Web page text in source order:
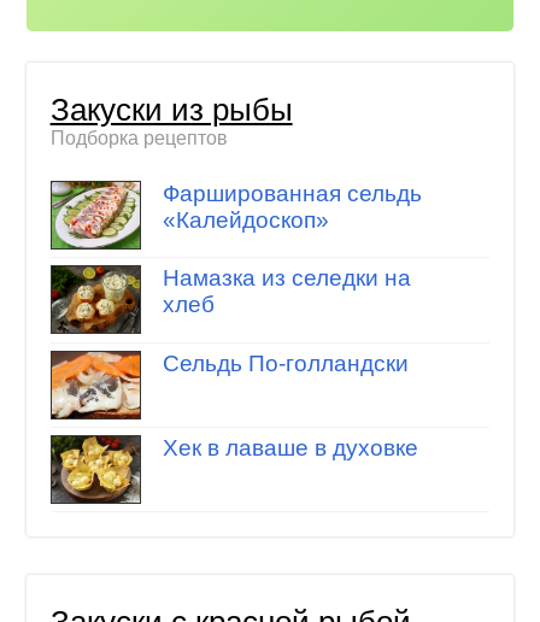
Закуски из рыбы
Подборка рецептов
Фаршированная сельдь
«Калейдоскоп»
Намазка из селедки на
хлеб
Сельдь По-голландски
Хек в лаваше в духовке